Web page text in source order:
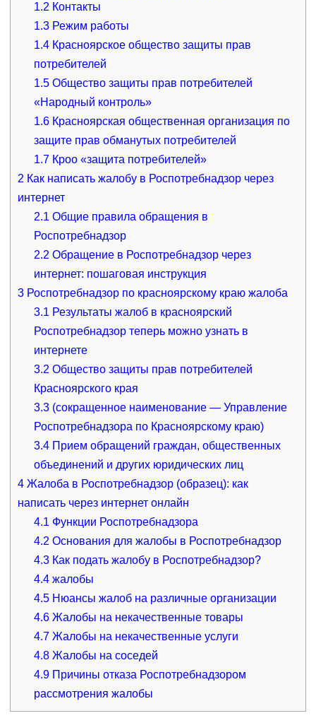
1.2 Контакты
1.3 Режим работы
1.4 Красноярское общество защиты прав
потребителей
1.5 Общество защиты прав потребителей
«Народный контроль»
1.6 Красноярская общественная организация по
защите прав обманутых потребителей
1.7 Кроо «защита потребителей»
2Как написать жалобу в Роспотребнадзор через
интернет
2.1 Общие правила обращения в
Роспотребнадзор
2.2 Обращение в Роспотребнадзор через
интернет: пошаговая инструкция
3Роспотребнадзор по красноярскому краю жалоба
3.1 Результаты жалоб в красноярский
Роспотребнадзор теперь можно узнать в
интернете
3.2 Общество защиты прав потребителей
Красноярского края
3.3 (сокращенное наименование — Управление
Роспотребнадзора по Красноярскому краю)
3.4 Прием обращений граждан, общественных
объединений и других юридических лиц
4Жалоба в Роспотребнадзор (образец): как
написать через интернет онлайн
4.1 Функции Роспотребнадзора
4.2 Основания для жалобы в Роспотребнадзор
4.3 Как подать жалобу в Роспотребнадзор?
4.4 жалобы
4.5 Нюансы жалоб на различные организации
4.6 Жалобы на некачественные товары
4.7 Жалобы на некачественные услуги
4.8 Жалобы на соседей
4.9 Причины отказа Роспотребнадзором
рассмотрения жалобы